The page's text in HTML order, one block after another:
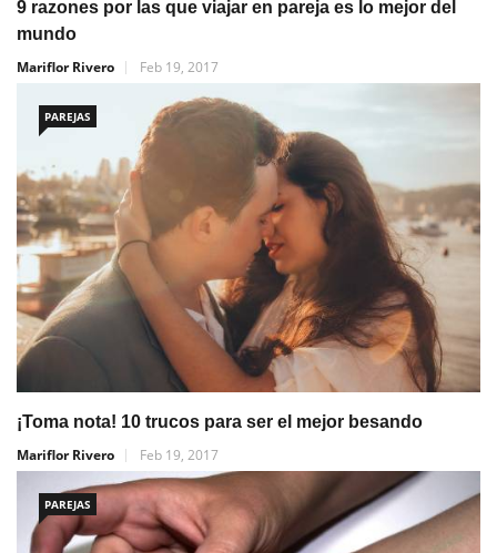
9 razones por las que viajar en pareja es lo mejor del
mundo
Mariflor Rivero
Feb 19, 2017
PAREJAS
¡Toma nota! 10 trucos para ser el mejor besando
Mariflor Rivero
Feb 19, 2017
PAREJAS